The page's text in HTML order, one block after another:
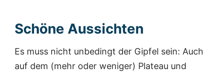
Schöne Aussichten
Es muss nicht unbedingt der Gipfel sein: Auch
auf dem (mehr oder weniger) Plateau und